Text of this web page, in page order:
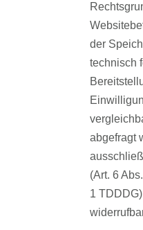
der
technisch
abgefragt
(Art. 6
1